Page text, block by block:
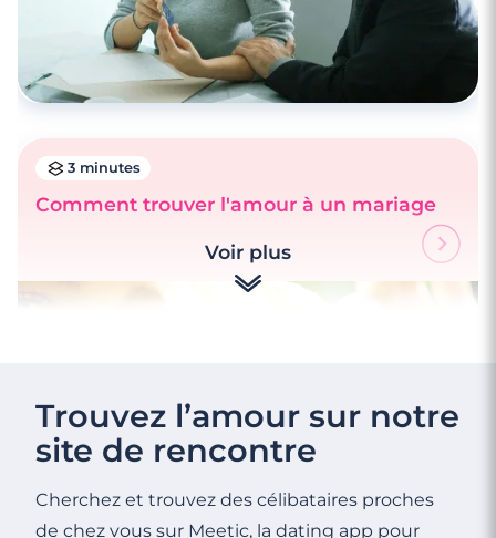
3 minutes
Comment trouver l'amour à un mariage
Voir plus
Trouvez l’amour sur notre
site de rencontre
Cherchez et trouvez des célibataires proches
de chez vous sur Meetic, la dating app pour